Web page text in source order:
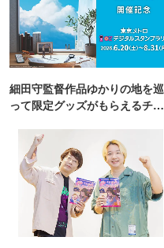
細田守監督作品ゆかりの地を巡
って限定グッズがもらえるチャ